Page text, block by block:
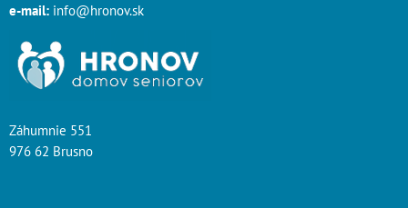
e-mail: info@hronov.sk
Záhumnie 551
976 62 Brusno